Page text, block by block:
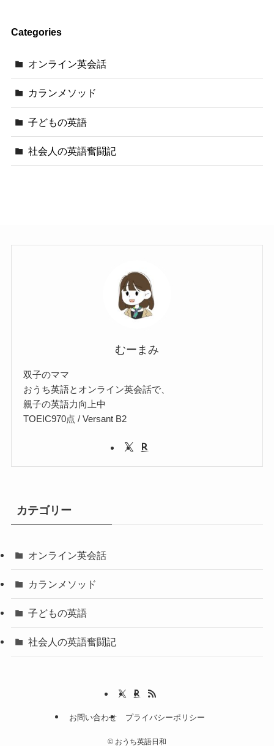
Categories
オンライン英会話
カランメソッド
子どもの英語
社会人の英語奮闘記
むーまみ
双子のママ
おうち英語とオンライン英会話で、
親子の英語力向上中
TOEIC970点 / Versant B2
カテゴリー
オンライン英会話
カランメソッド
子どもの英語
社会人の英語奮闘記
お問い合わせ プライバシーポリシー
© おうち英語日和